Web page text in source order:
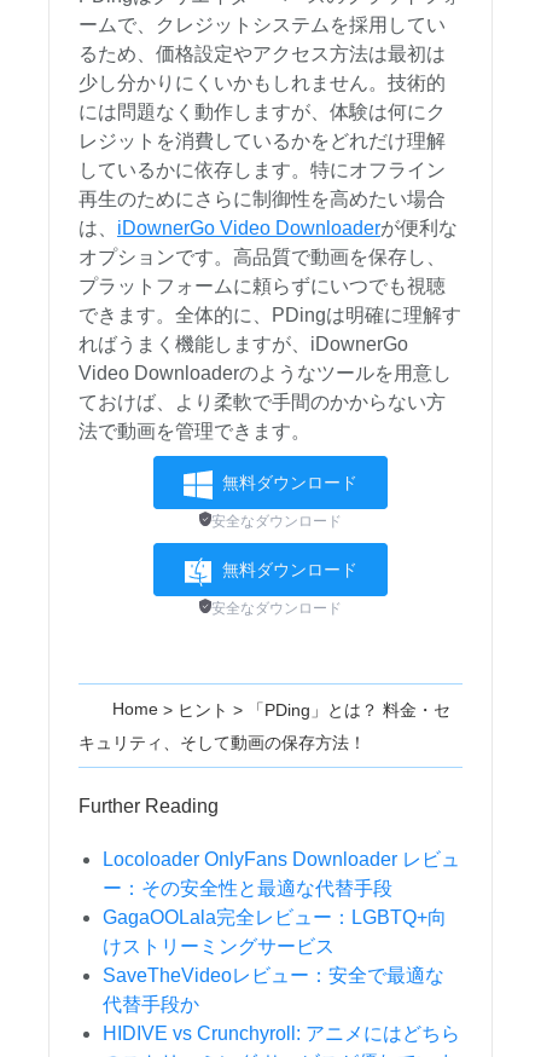
ームで、クレジットシステムを採用してい
るため、価格設定やアクセス方法は最初は
少し分かりにくいかもしれません。技術的
には問題なく動作しますが、体験は何にク
レジットを消費しているかをどれだけ理解
しているかに依存します。特にオフライン
再生のためにさらに制御性を高めたい場合
は、 iDownerGo Video Downloaderが便利な
オプションです。高品質で動画を保存し、
プラットフォームに頼らずにいつでも視聴
できます。全体的に、PDingは明確に理解す
ればうまく機能しますが、iDownerGo
Video Downloaderのようなツールを用意し
ておけば、より柔軟で手間のかからない方
法で動画を管理できます。
無料ダウンロード
安全なダウンロード
無料ダウンロード
安全なダウンロード
Home > ヒント >
「PDing」とは？ 料金・セ
キュリティ、そして動画の保存方法！
Further Reading
Locoloader OnlyFans Downloader レビュ
ー：その安全性と最適な代替手段
GagaOOLala完全レビュー：LGBTQ+向
けストリーミングサービス
SaveTheVideoレビュー：安全で最適な
代替手段か
HIDIVE vs Crunchyroll: アニメにはどちら